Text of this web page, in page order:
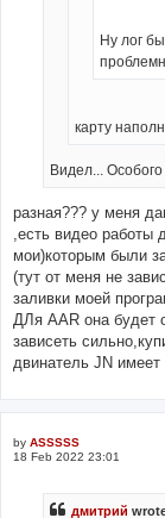
Ну лог
карту
Видел...
разная??? у меня
,есть видео работы
мои)которым были
(тут от меня не
заливки моей
ДЛя AAR она будет
зависеть
двинатель JN имеет
by ASSSSS
18 Feb 2022 23:01
дмитрий